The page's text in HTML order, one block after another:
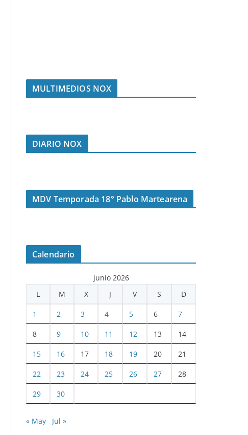
MULTIMEDIOS NOX
DIARIO NOX
MDV Temporada 18° Pablo Martearena
Calendario
junio 2026
L
M X J V S D
1 2 3 4 5 6 7
8 9 10 11 12 13 14
15 16 17 18 19 20 21
22 23 24 25 26 27 28
29 30
« May Jul »